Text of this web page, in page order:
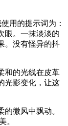
用的提示词为：
眼。一抹淡淡的
。没有怪异的抖
和的光线在皮革
光影变化，让这
微风中飘动。
。